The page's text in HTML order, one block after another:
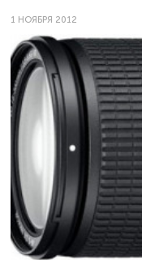
1 НОЯБРЯ 2012